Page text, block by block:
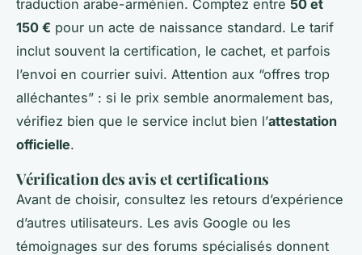
traduction arabe-arménien. Comptez entre 50 et
150 € pour un acte de naissance standard. Le tarif
inclut souvent la certification, le cachet, et parfois
l’envoi en courrier suivi. Attention aux “offres trop
alléchantes” : si le prix semble anormalement bas,
vérifiez bien que le service inclut bien l’attestation
officielle.
Vérification des avis et certifications
Avant de choisir, consultez les retours d’expérience
d’autres utilisateurs. Les avis Google ou les
témoignages sur des forums spécialisés donnent